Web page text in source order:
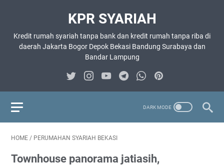
KPR SYARIAH
Kredit rumah syariah tanpa bank dan kredit rumah tanpa riba di
daerah Jakarta Bogor Depok Bekasi Bandung Surabaya dan
Bandar Lampung
HOME / PERUMAHAN SYARIAH BEKASI
Townhouse panorama jatiasih,